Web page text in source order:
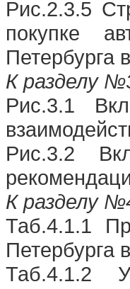
Рис.2.3.5
покупке
Петербурга
К разделу
Рис.3.1
Рис.3.2
К разделу
Таб.4.1.1
Петербурга
Таб.4.1.2